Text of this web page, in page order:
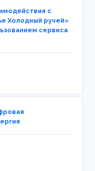
с
Холодный ручей»
сервиса